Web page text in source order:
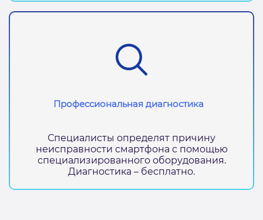
Профессиональная диагностика
Специалисты определят причину
неисправности смартфона с помощью
специализированного оборудования.
Диагностика – бесплатно.